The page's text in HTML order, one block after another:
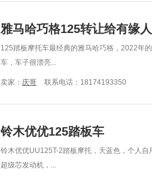
雅马哈巧格125转让给有缘人
125踏板摩托车最经典的雅马哈巧格，2022年
车，车子很漂亮...
卖家： 庆哥 联系电话：18174193350
铃木优优125踏板车
铃木优优UU125T-2踏板摩托，天蓝色，个人
超级芯发动机，...